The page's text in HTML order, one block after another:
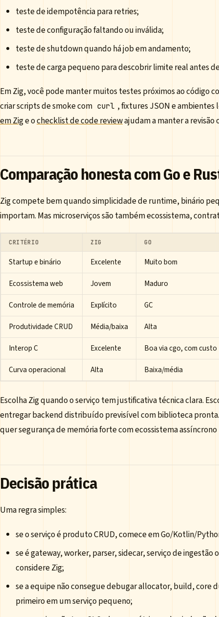
teste de idempotência para retries;
teste de configuração faltando ou inválida;
teste de shutdown quando há job em andamento;
teste de carga pequeno para descobrir limite real antes
Em Zig, você pode manter muitos testes próximos ao código
criar scripts de smoke com curl , fixtures JSON e ambientes
em Zige ochecklist de code reviewajudam a manter a revisão
Comparação honesta com Go e
Zig compete bem quando simplicidade de runtime, binário
importam. Mas microserviços são também ecossistema,
CRITÉRIO ZIG GO
Startup e binário Excelente
Muito bom
Ecossistema web
Jovem
Maduro
Controle de memória
Explícito
GC
Produtividade CRUD
Média/baixa
Alta
Interop C
Excelente
Boa via cgo, com custo
Curva operacional
Alta Baixa/média
Escolha Zig quando o serviço tem justificativa técnica clara.
entregar backend distribuído previsível com biblioteca
quer segurança de memória forte com ecossistema
Decisão prática
Uma regra simples:
se o serviço é produto CRUD, comece em Go/Kotlin/
se é gateway, worker, parser, sidecar, serviço de
considere Zig;
se a equipe não consegue debugar allocator, build, core
primeiro em um serviço pequeno;